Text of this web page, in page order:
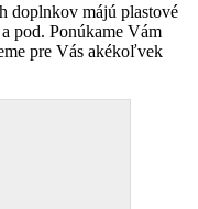
doplnkov májú plastové
pod. Ponúkame Vám
pre Vás akékoľvek